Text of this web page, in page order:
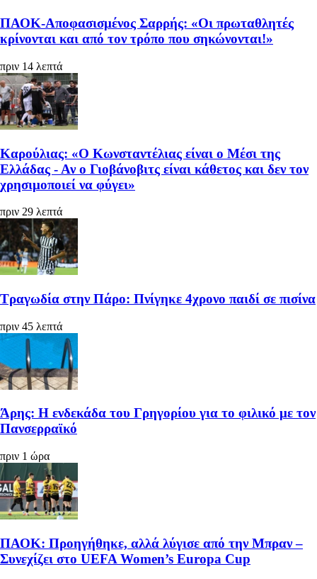
ΠΑΟΚ-Αποφασισμένος Σαρρής: «Οι πρωταθλητές
κρίνονται και από τον τρόπο που σηκώνονται!»
πριν 14 λεπτά
Καρούλιας: «Ο Κωνσταντέλιας είναι ο Μέσι της
Ελλάδας - Αν ο Γιοβάνοβιτς είναι κάθετος και δεν τον
χρησιμοποιεί να φύγει»
πριν 29 λεπτά
Τραγωδία στην Πάρο: Πνίγηκε 4χρονο παιδί σε πισίνα
πριν 45 λεπτά
Άρης: Η ενδεκάδα του Γρηγορίου για το φιλικό με τον
Πανσερραϊκό
πριν 1 ώρα
ΠΑΟΚ: Προηγήθηκε, αλλά λύγισε από την Μπραν –
Συνεχίζει στο UEFA Women’s Europa Cup